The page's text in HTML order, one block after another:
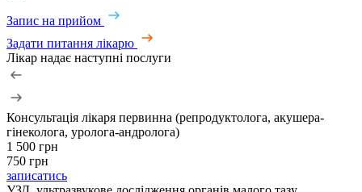
Запис на прийом
Задати питання лікарю
Лікар надає наступні послуги
Консультація лікаря первинна (репродуктолога, акушера-
гінеколога, уролога-андролога)
1 500 грн
750 грн
записатись